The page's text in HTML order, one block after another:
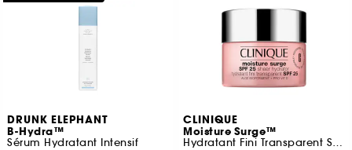
DRUNK ELEPHANT
B-Hydra™
Sérum Hydratant Intensif
CLINIQUE
Moisture Surge™
Hydratant Fini Transparent SPF 25